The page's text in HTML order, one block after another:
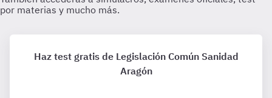
Haz test gratis de Legislación Común Sanidad
Aragón